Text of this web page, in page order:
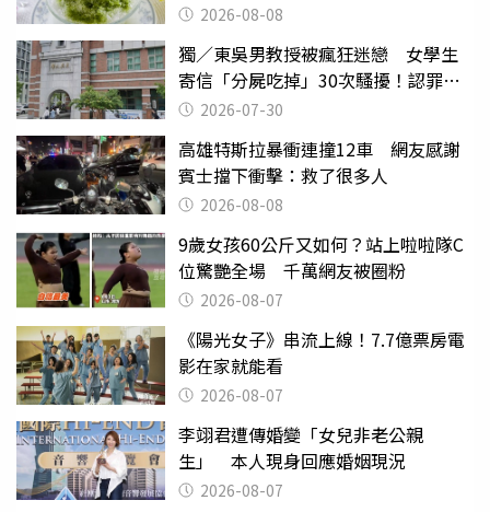
2026-08-08
獨／東吳男教授被瘋狂迷戀 女學生
寄信「分屍吃掉」30次騷擾！認罪免
關 2026-07-30
高雄特斯拉暴衝連撞12車 網友感謝
賓士擋下衝擊：救了很多人
2026-08-08
9歲女孩60公斤又如何？站上啦啦隊C
位驚艷全場 千萬網友被圈粉
2026-08-07
《陽光女子》串流上線！7.7億票房電
影在家就能看
2026-08-07
李翊君遭傳婚變「女兒非老公親
生」 本人現身回應婚姻現況
2026-08-07